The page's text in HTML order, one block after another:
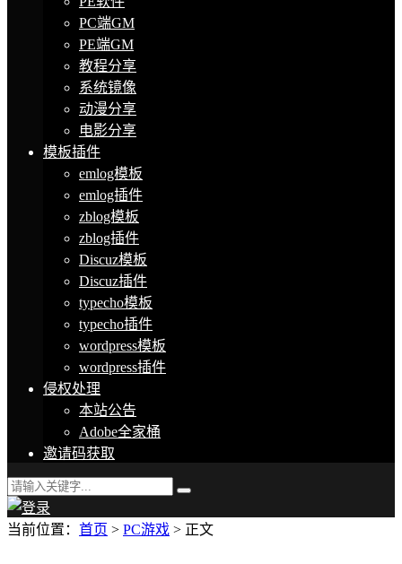
PC端GM
PE端GM
教程分享
系统镜像
动漫分享
电影分享
模板插件
emlog模板
emlog插件
zblog模板
zblog插件
Discuz模板
Discuz插件
typecho模板
typecho插件
wordpress模板
wordpress插件
侵权处理
本站公告
Adobe全家桶
邀请码获取
当前位置： 首页 > PC游戏 > 正文